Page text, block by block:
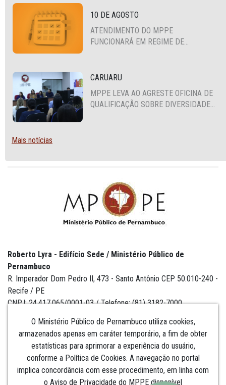
10 DE AGOSTO
ATENDIMENTO DO MPPE
FUNCIONARÁ EM REGIME DE
CARUARU
MPPE LEVA AO AGRESTE OFICINA DE
QUALIFICAÇÃO SOBRE DIVERSIDADE
Mais notícias
O Ministério Público de Pernambuco utiliza cookies,
armazenados apenas em caráter temporário, a fim de obter
estatísticas para aprimorar a experiência do usuário,
conforme a Política de Cookies. A navegação no portal
implica concordância com esse procedimento, em linha com
o Aviso de Privacidade do MPPE disponível
Roberto Lyra - Edifício Sede / Ministério Público de
Pernambuco
R. Imperador Dom Pedro II, 473 - Santo Antônio CEP 50.010-240 -
Recife / PE
CNPJ: 24.417.065/0001-03 / Telefone: (81) 3182-7000
Institucional
Comunicação